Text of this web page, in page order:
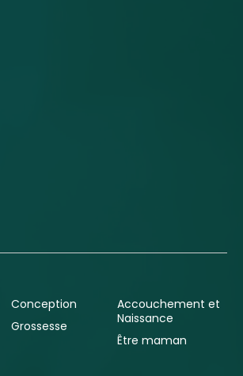
Conception
Grossesse
Accouchement et
Naissance
Être maman